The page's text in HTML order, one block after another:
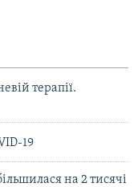
терапії.
19
на 2 тисячі